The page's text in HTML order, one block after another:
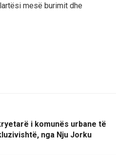
mesë burimit dhe
i komunës urbane të
nga Nju Jorku